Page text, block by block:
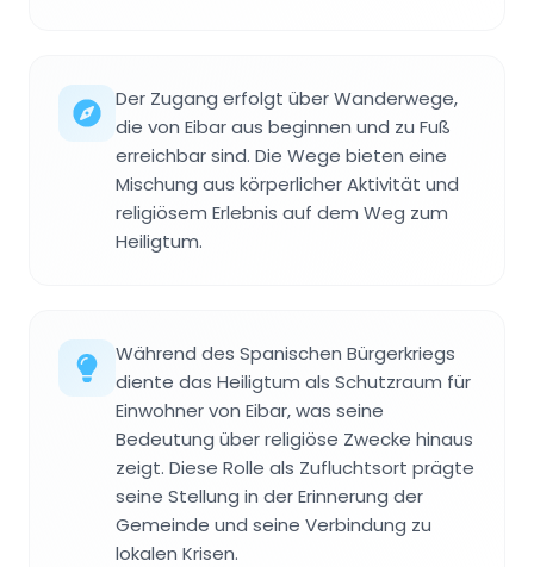
Der Zugang erfolgt über Wanderwege,
die von Eibar aus beginnen und zu Fuß
erreichbar sind. Die Wege bieten eine
Mischung aus körperlicher Aktivität und
religiösem Erlebnis auf dem Weg zum
Heiligtum.
Während des Spanischen Bürgerkriegs
diente das Heiligtum als Schutzraum für
Einwohner von Eibar, was seine
Bedeutung über religiöse Zwecke hinaus
zeigt. Diese Rolle als Zufluchtsort prägte
seine Stellung in der Erinnerung der
Gemeinde und seine Verbindung zu
lokalen Krisen.